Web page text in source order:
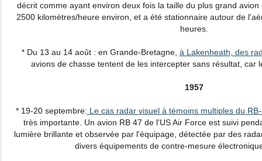
décrit comme ayant environ deux fois la taille du plus grand
2500 kilomètres/heure environ, et a été stationnaire autour de
heures.
* Du 13 au 14 août : en Grande-Bretagne, à Lakenheath, des
avions de chasse tentent de les intercepter sans résultat, car
1957
* 19-20 septembre: Le cas radar visuel à témoins multiples du
très importante. Un avion RB 47 de l'US Air Force est suivi
lumière brillante et observée par l'équipage, détectée par des
divers équipements de contre-mesure